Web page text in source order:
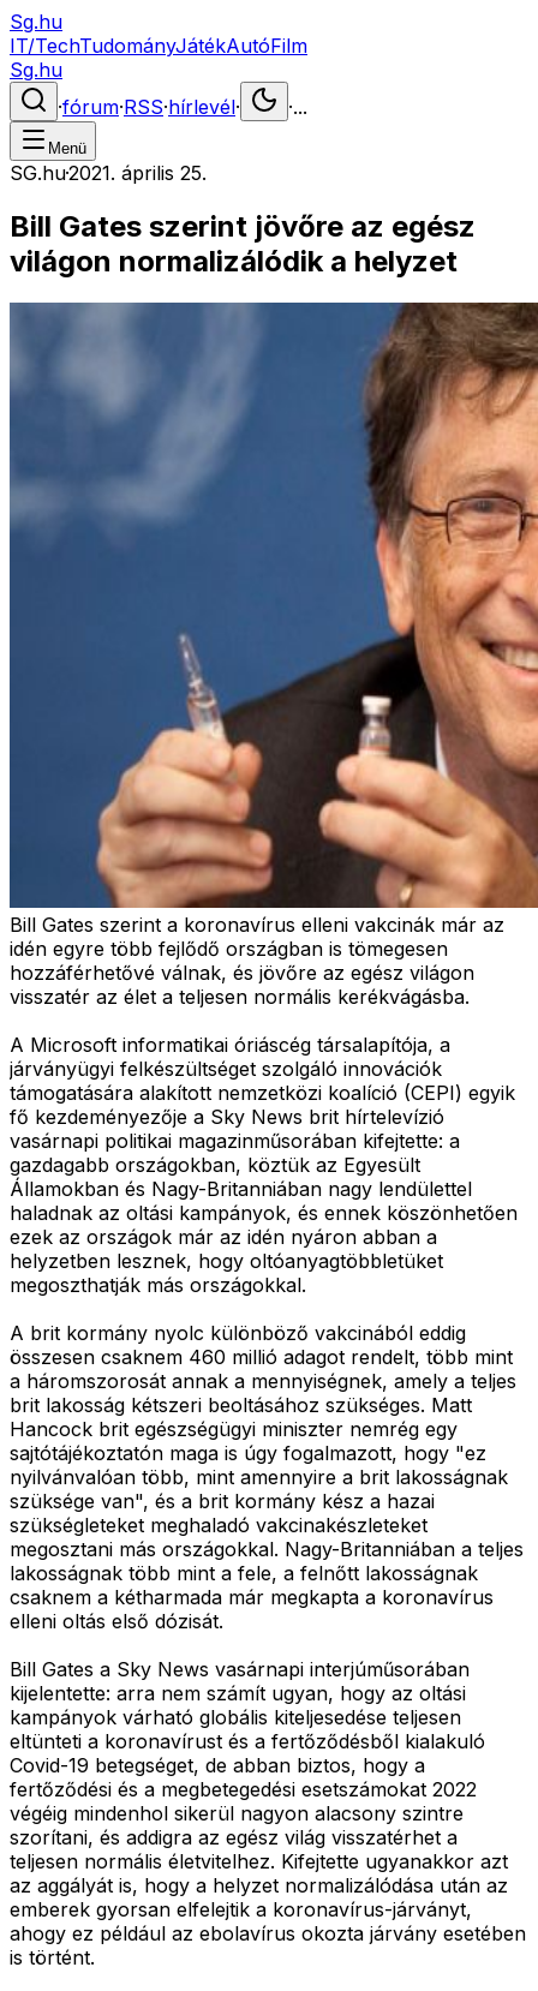
Sg.hu
IT/TechTudományJátékAutóFilm
Sg.hu
·fórum·RSS·hírlevél· ·...
Menü
SG.hu·2021. április 25.
Bill Gates szerint jövőre az egész
világon normalizálódik a helyzet
Bill Gates szerint a koronavírus elleni vakcinák már az
idén egyre több fejlődő országban is tömegesen
hozzáférhetővé válnak, és jövőre az egész világon
visszatér az élet a teljesen normális kerékvágásba.
A Microsoft informatikai óriáscég társalapítója, a
járványügyi felkészültséget szolgáló innovációk
támogatására alakított nemzetközi koalíció (CEPI) egyik
fő kezdeményezője a Sky News brit hírtelevízió
vasárnapi politikai magazinműsorában kifejtette: a
gazdagabb országokban, köztük az Egyesült
Államokban és Nagy-Britanniában nagy lendülettel
haladnak az oltási kampányok, és ennek köszönhetően
ezek az országok már az idén nyáron abban a
helyzetben lesznek, hogy oltóanyagtöbbletüket
megoszthatják más országokkal.
A brit kormány nyolc különböző vakcinából eddig
összesen csaknem 460 millió adagot rendelt, több mint
a háromszorosát annak a mennyiségnek, amely a teljes
brit lakosság kétszeri beoltásához szükséges. Matt
Hancock brit egészségügyi miniszter nemrég egy
sajtótájékoztatón maga is úgy fogalmazott, hogy "ez
nyilvánvalóan több, mint amennyire a brit lakosságnak
szüksége van", és a brit kormány kész a hazai
szükségleteket meghaladó vakcinakészleteket
megosztani más országokkal. Nagy-Britanniában a teljes
lakosságnak több mint a fele, a felnőtt lakosságnak
csaknem a kétharmada már megkapta a koronavírus
elleni oltás első dózisát.
Bill Gates a Sky News vasárnapi interjúműsorában
kijelentette: arra nem számít ugyan, hogy az oltási
kampányok várható globális kiteljesedése teljesen
eltünteti a koronavírust és a fertőződésből kialakuló
Covid-19 betegséget, de abban biztos, hogy a
fertőződési és a megbetegedési esetszámokat 2022
végéig mindenhol sikerül nagyon alacsony szintre
szorítani, és addigra az egész világ visszatérhet a
teljesen normális életvitelhez. Kifejtette ugyanakkor azt
az aggályát is, hogy a helyzet normalizálódása után az
emberek gyorsan elfelejtik a koronavírus-járványt,
ahogy ez például az ebolavírus okozta járvány esetében
is történt.